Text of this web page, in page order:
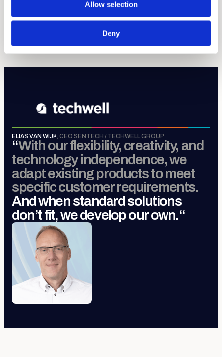
Allow selection
Deny
Sense, Move, Control &
MEER OVER TECHWELL GROUP
ELIAS VAN WIJK, CEO SENTECH / TECHWELL GROUP
“With our flexibility, creativity, and
technology independence, we
adapt existing products to meet
specific customer requirements.
And when standard solutions
don’t fit, we develop our own.“